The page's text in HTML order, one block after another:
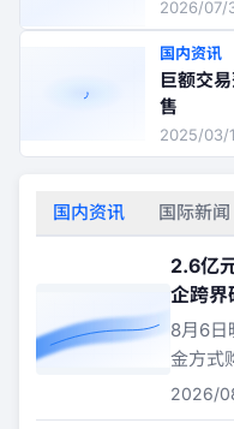
2026/07/
国内资讯
巨额交
售
2025/03/
国内资讯 国际新闻
2.6亿
企跨界
8月6日
金方式
简称“
交易对
2026/